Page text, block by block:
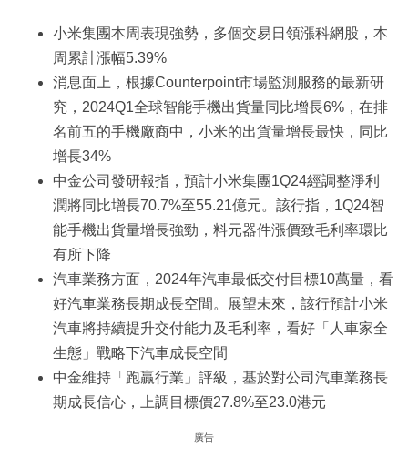
小米集團本周表現強勢，多個交易日領漲科網股，本
周累計漲幅5.39%
消息面上，根據Counterpoint市場監測服務的最新研
究，2024Q1全球智能手機出貨量同比增長6%，在排
名前五的手機廠商中，小米的出貨量增長最快，同比
增長34%
中金公司發研報指，預計小米集團1Q24經調整淨利
潤將同比增長70.7%至55.21億元。該行指，1Q24智
能手機出貨量增長強勁，料元器件漲價致毛利率環比
有所下降
汽車業務方面，2024年汽車最低交付目標10萬量，看
好汽車業務長期成長空間。展望未來，該行預計小米
汽車將持續提升交付能力及毛利率，看好「人車家全
生態」戰略下汽車成長空間
中金維持「跑贏行業」評級，基於對公司汽車業務長
期成長信心，上調目標價27.8%至23.0港元
廣告